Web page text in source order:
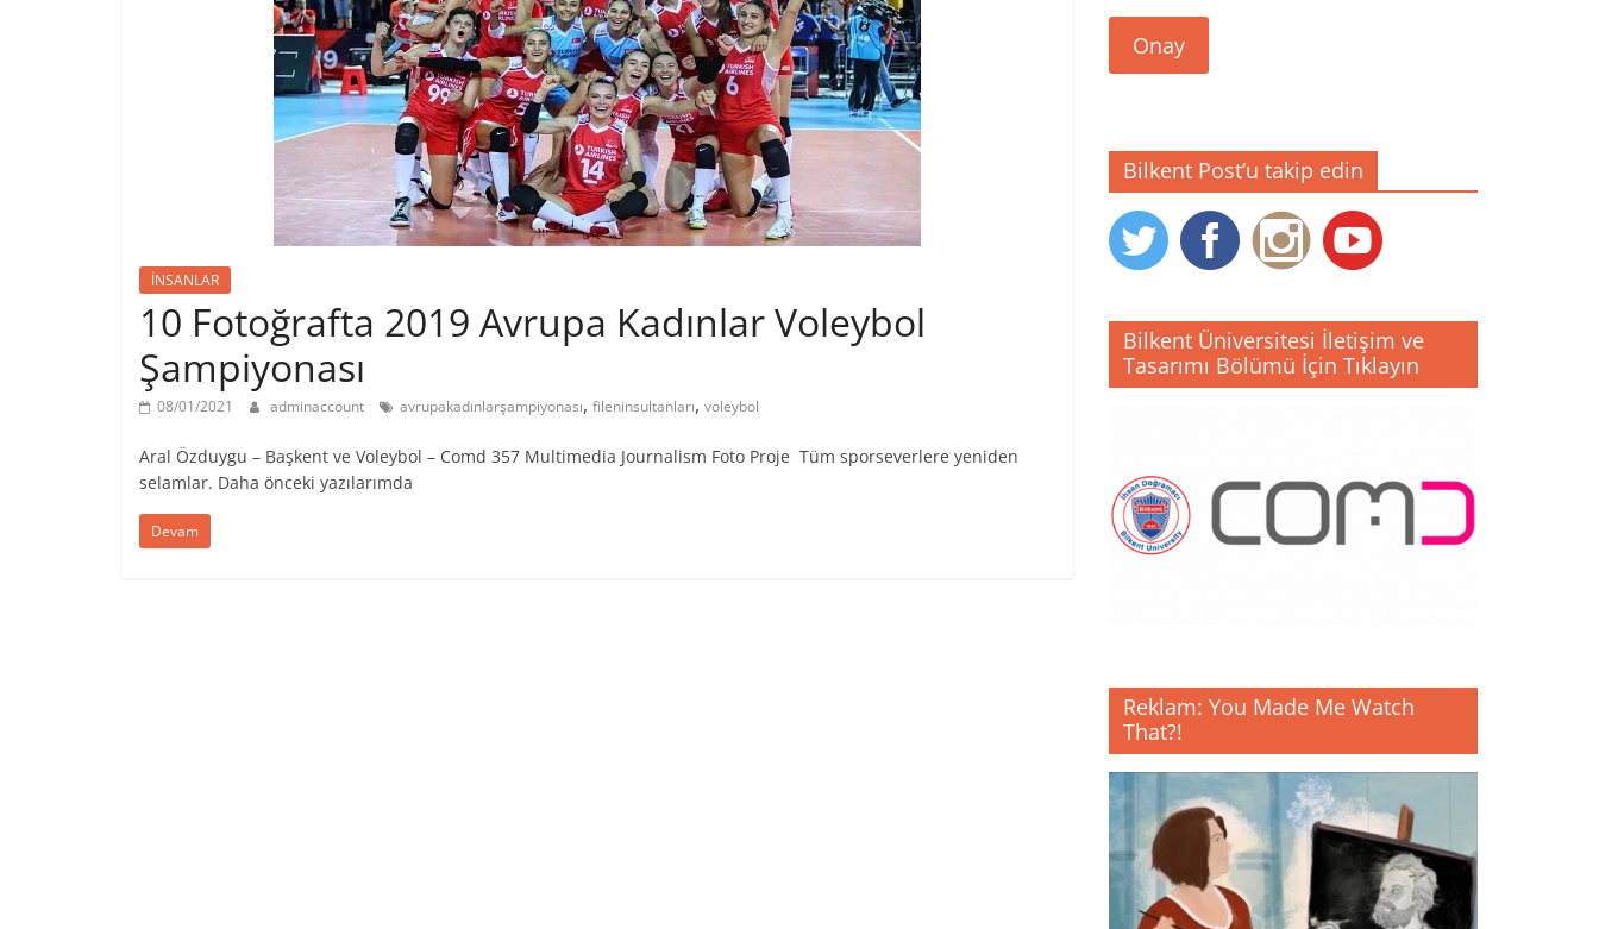
İNSANLAR
10 Fotoğrafta 2019 Avrupa Kadınlar Voleybol
Şampiyonası
08/01/2021 adminaccount avrupakadınlarşampiyonası, fileninsultanları, voleybol
Aral Özduygu – Başkent ve Voleybol – Comd 357 Multimedia Journalism Foto Proje Tüm sporseverlere yeniden
selamlar. Daha önceki yazılarımda
Devam
Onay
Bilkent Post’u takip edin
Bilkent Üniversitesi İletişim ve
Tasarımı Bölümü İçin Tıklayın
Reklam: You Made Me Watch
That?!